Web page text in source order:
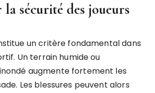
sécurité des joueurs
un critère fondamental dans
Un terrain humide ou
augmente fortement les
Les blessures peuvent alors